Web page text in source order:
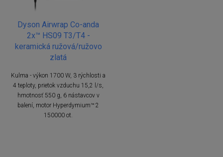
Dyson Airwrap Co-anda
2x™ HS09 T3/T4 -
keramická ružová/ružovo
zlatá
Kulma - výkon 1700 W, 3 rýchlosti a
4 teploty, prietok vzduchu 15,2 l/s,
hmotnosť 550 g, 6 nástavcov v
balení, motor Hyperdymium™ 2
150000 ot.